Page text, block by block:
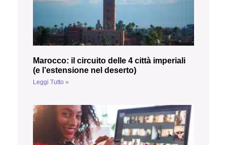
Marocco: il circuito delle 4 città imperiali
(e l’estensione nel deserto)
Leggi Tutto »